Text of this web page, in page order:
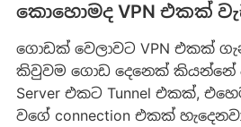
කොහොමද VPN එකක්
ගොඩක් වෙලාවට VPN එකක්
කිවුවම ගොඩ දෙනෙක් කියන්නේ
Server එකට Tunnel එකක්,
වගේ connection එකක්